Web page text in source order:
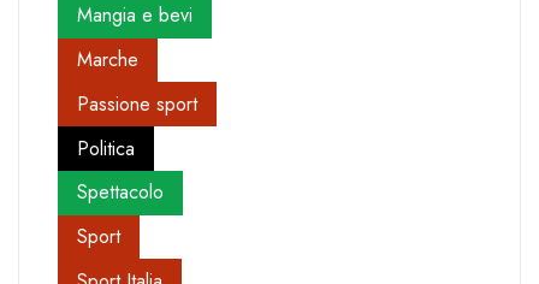
Mangia e bevi
Marche
Passione sport
Politica
Spettacolo
Sport